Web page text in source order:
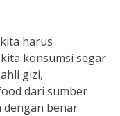
harus
konsumsi segar
gizi,
dari sumber
dengan benar